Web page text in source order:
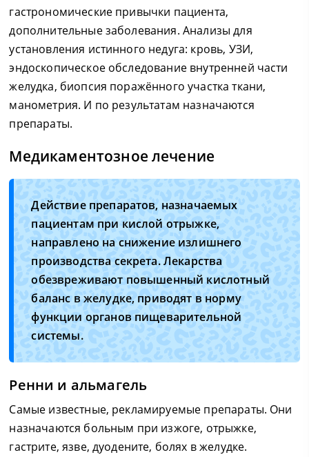
гастрономические привычки пациента,
дополнительные заболевания. Анализы для
установления истинного недуга: кровь, УЗИ,
эндоскопическое обследование внутренней части
желудка, биопсия поражённого участка ткани,
манометрия. И по результатам назначаются
препараты.
Медикаментозное лечение
Действие препаратов, назначаемых
пациентам при кислой отрыжке,
направлено на снижение излишнего
производства секрета. Лекарства
обезвреживают повышенный кислотный
баланс в желудке, приводят в норму
функции органов пищеварительной
системы.
Ренни и альмагель
Самые известные, рекламируемые препараты. Они
назначаются больным при изжоге, отрыжке,
гастрите, язве, дуодените, болях в желудке.